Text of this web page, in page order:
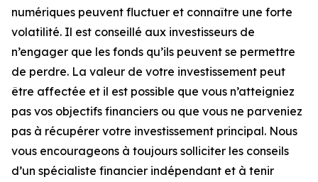
numériques peuvent fluctuer et connaître une forte
volatilité. Il est conseillé aux investisseurs de
n’engager que les fonds qu’ils peuvent se permettre
de perdre. La valeur de votre investissement peut
être affectée et il est possible que vous n’atteigniez
pas vos objectifs financiers ou que vous ne parveniez
pas à récupérer votre investissement principal. Nous
vous encourageons à toujours solliciter les conseils
d’un spécialiste financier indépendant et à tenir